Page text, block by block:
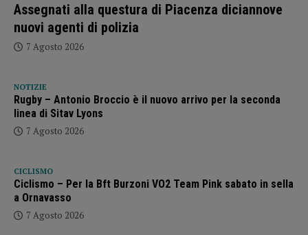
Assegnati alla questura di Piacenza diciannove
nuovi agenti di polizia
7 Agosto 2026
NOTIZIE
Rugby – Antonio Broccio è il nuovo arrivo per la seconda
linea di Sitav Lyons
7 Agosto 2026
CICLISMO
Ciclismo – Per la Bft Burzoni VO2 Team Pink sabato in sella
a Ornavasso
7 Agosto 2026